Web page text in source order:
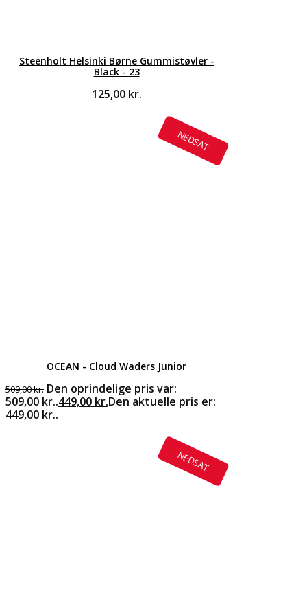
Steenholt Helsinki Børne Gummistøvler -
Black - 23
125,00 kr.
NEDSAT
OCEAN - Cloud Waders Junior
509,00kr. Den oprindelige pris var:
509,00 kr..449,00 kr.Den aktuelle pris er:
449,00 kr..
NEDSAT